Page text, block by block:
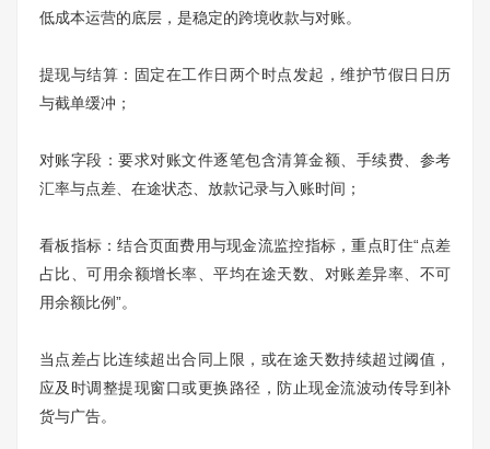
低成本运营的底层，是稳定的跨境收款与对账。
提现与结算：固定在工作日两个时点发起，维护节假日日历
与截单缓冲；
对账字段：要求对账文件逐笔包含清算金额、手续费、参考
汇率与点差、在途状态、放款记录与入账时间；
看板指标：结合页面费用与现金流监控指标，重点盯住“点差
占比、可用余额增长率、平均在途天数、对账差异率、不可
用余额比例”。
当点差占比连续超出合同上限，或在途天数持续超过阈值，
应及时调整提现窗口或更换路径，防止现金流波动传导到补
货与广告。